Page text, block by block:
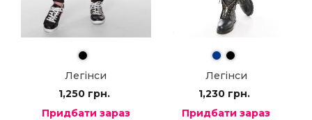
Легінси
1,250 грн.
Придбати зараз
Легінси
1,230 грн.
Придбати зараз